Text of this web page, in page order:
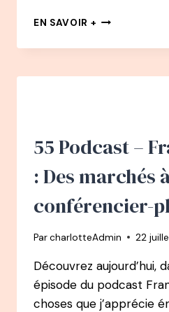
EN SAVOIR + REDIFFUSION
PODCAST
THOMAS
À
PRÉPARATEUR
MENTAL
150
OLYMPIQUES
PUIS
AUTEUR
55 Podcast –
: Des marchés
conférencier-
ParcharlotteAdmin 22
Découvrez aujourd’hui,
épisode du podcast
choses que j’apprécie